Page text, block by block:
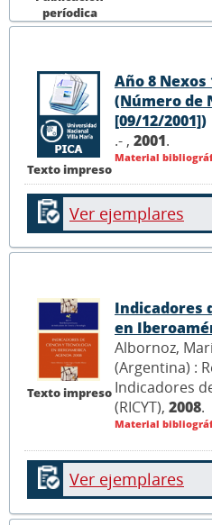
períodica
Texto impreso
Año 8 Nexos
(Número de
[09/12/2001])
.- , 2001.
Material
Ver ejemplares
Texto impreso
Indicadores
en
Albornoz,
(Argentina) :
Indicadores
(RICYT), 2008.
Material
Ver ejemplares